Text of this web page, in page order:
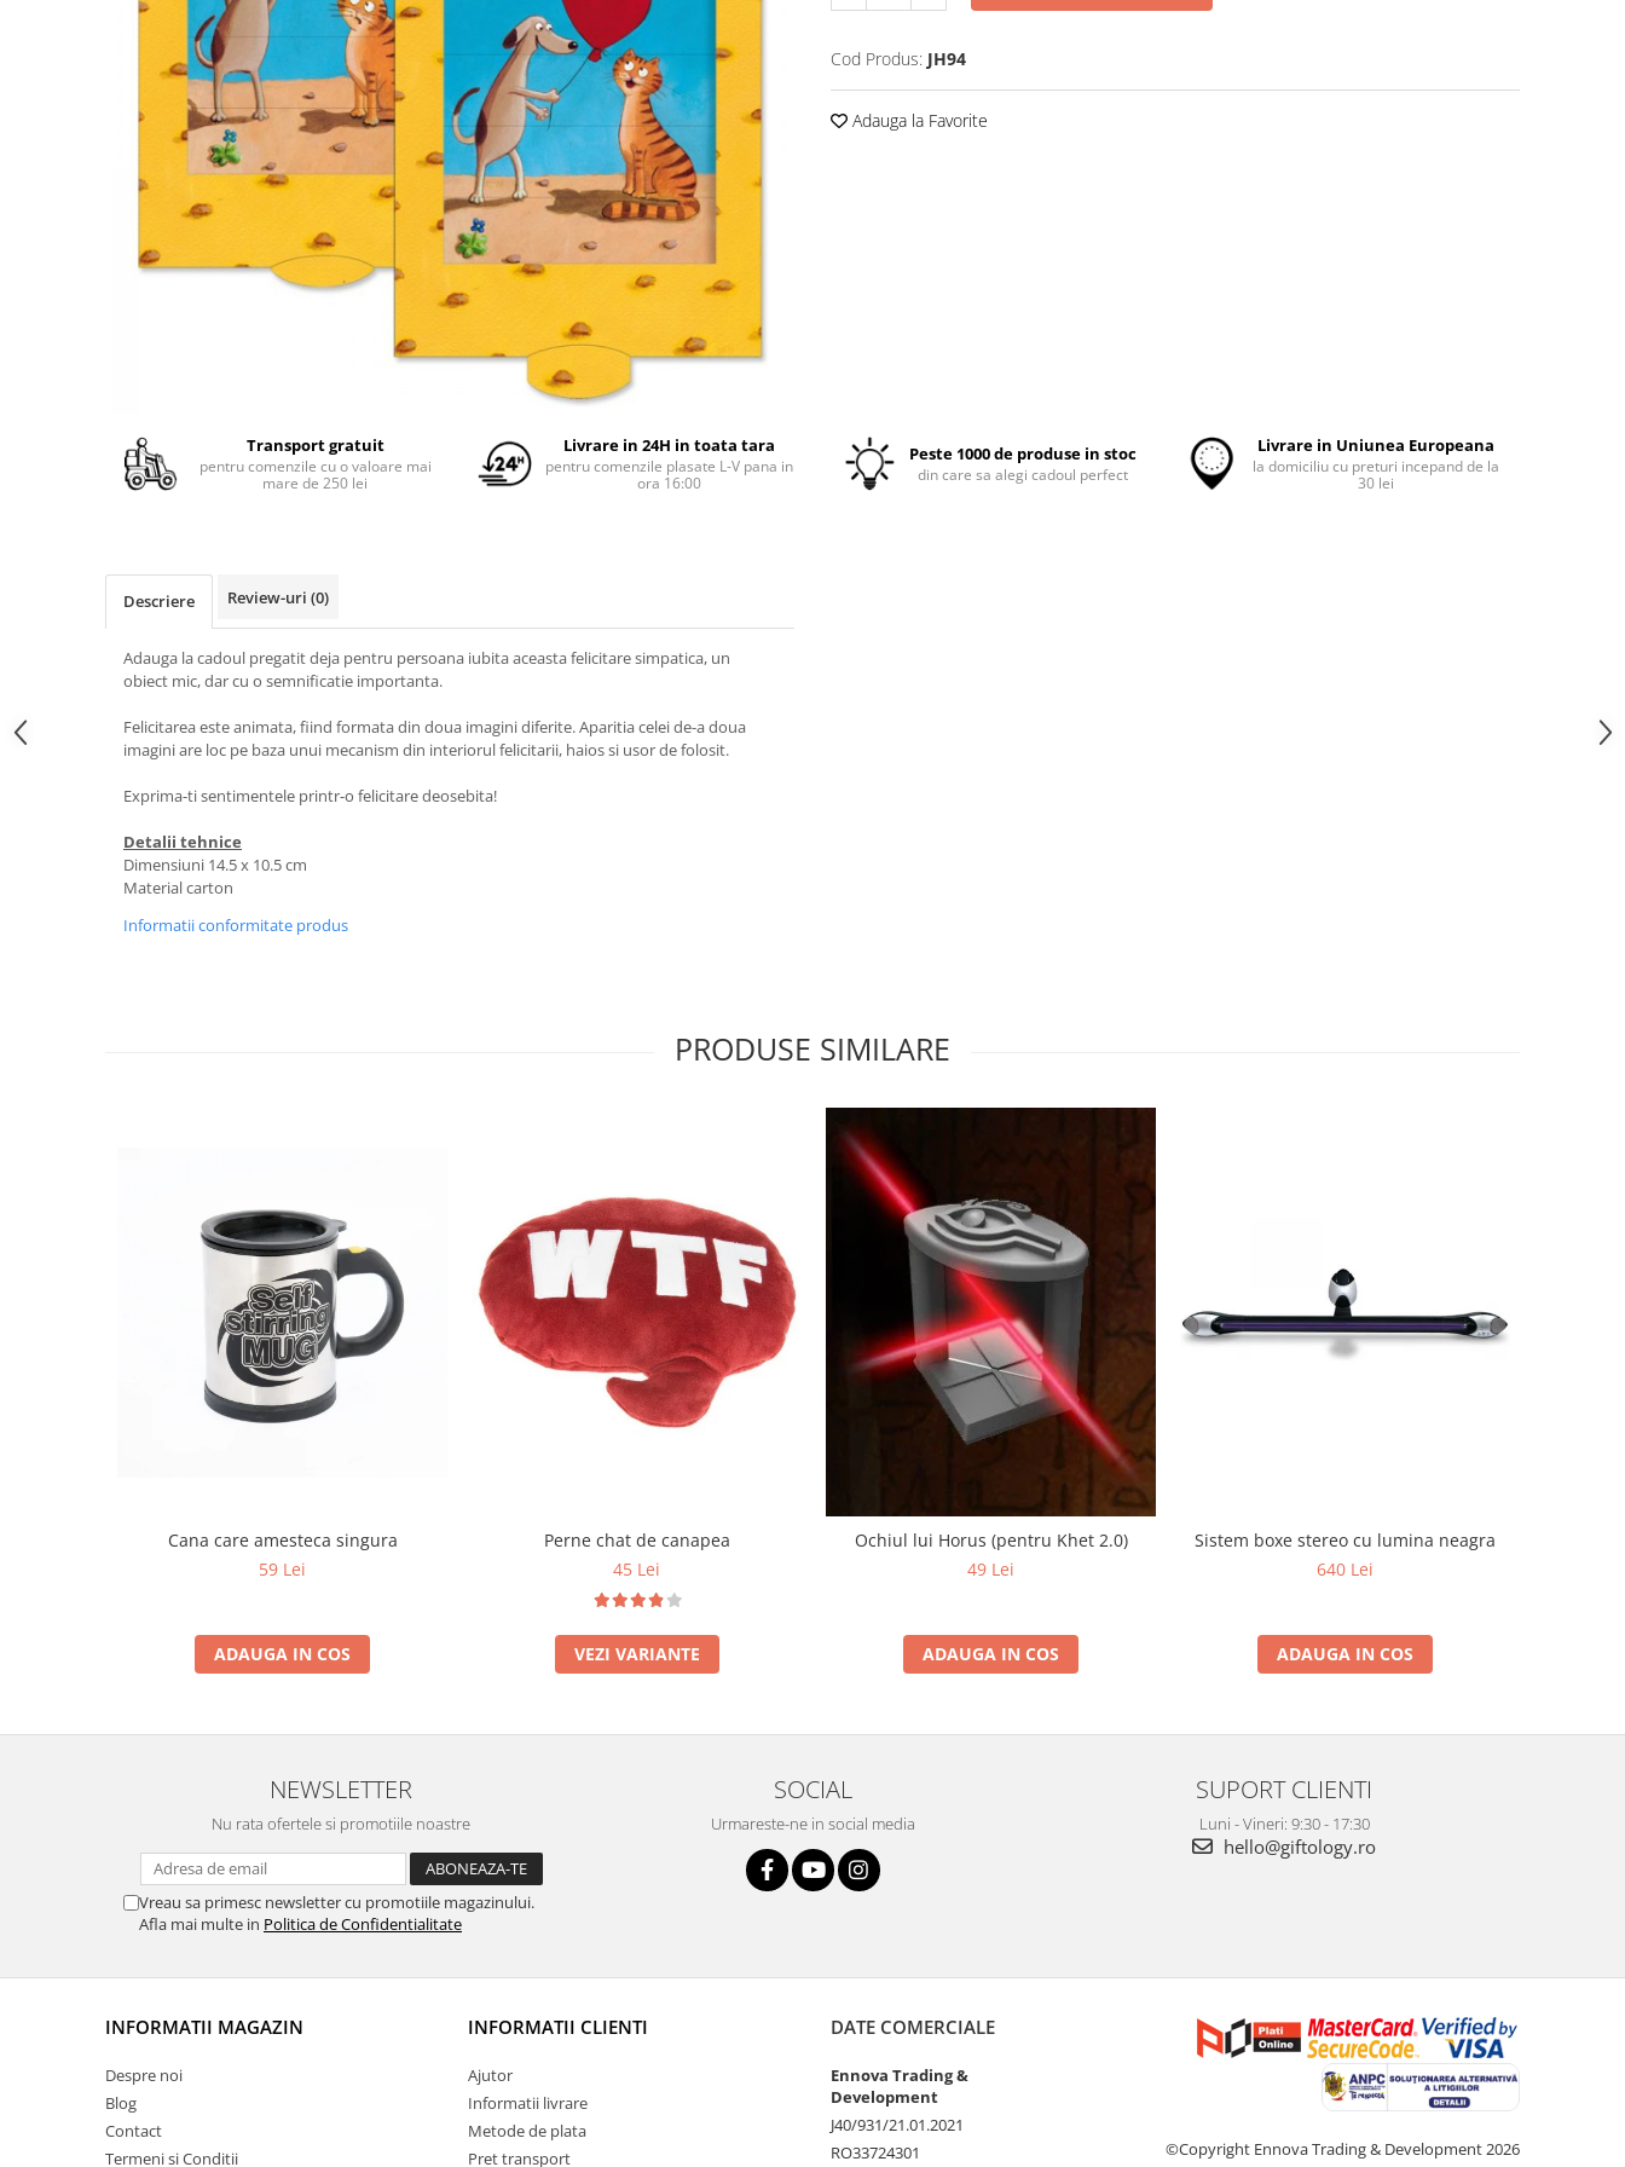
Cod Produs: JH94
Adauga la Favorite
Transport gratuit
pentru comenzile cu o valoare mai
mare de 250 lei
Livrare in 24H in toata tara
pentru comenzile plasate L-V pana in
ora 16:00
Peste 1000 de produse in stoc
din care sa alegi cadoul perfect
Livrare in Uniunea Europeana
la domiciliu cu preturi incepand de la
30 lei
Descriere Review-uri (0)
Adauga la cadoul pregatit deja pentru persoana iubita aceasta felicitare simpatica, un
obiect mic, dar cu o semnificatie importanta.
Felicitarea este animata, fiind formata din doua imagini diferite. Aparitia celei de-a doua
imagini are loc pe baza unui mecanism din interiorul felicitarii, haios si usor de folosit.
Exprima-ti sentimentele printr-o felicitare deosebita!
Detalii tehnice
Dimensiuni 14.5 x 10.5 cm
Material carton
Informatii conformitate produs
PRODUSE SIMILARE
Cana care amesteca singura
59 Lei
ADAUGA IN COS
Perne chat de canapea
45 Lei
VEZI VARIANTE
Ochiul lui Horus (pentru Khet 2.0)
49 Lei
ADAUGA IN COS
Sistem boxe stereo cu lumina neagra
640 Lei
ADAUGA IN COS
NEWSLETTER
Nu rata ofertele si promotiile noastre
Vreau sa primesc newsletter cu promotiile magazinului.
Afla mai multe in Politica de Confidentialitate
SOCIAL
Urmareste-ne in social media
SUPORT CLIENTI
Luni - Vineri: 9:30 - 17:30
hello@giftology.ro
INFORMATII MAGAZIN
Despre noi
Blog
Contact
Termeni si Conditii
INFORMATII CLIENTI
Ajutor
Informatii livrare
Metode de plata
Pret transport
DATE COMERCIALE
Ennova Trading &
Development
J40/931/21.01.2021
RO33724301
©Copyright Ennova Trading & Development 2026